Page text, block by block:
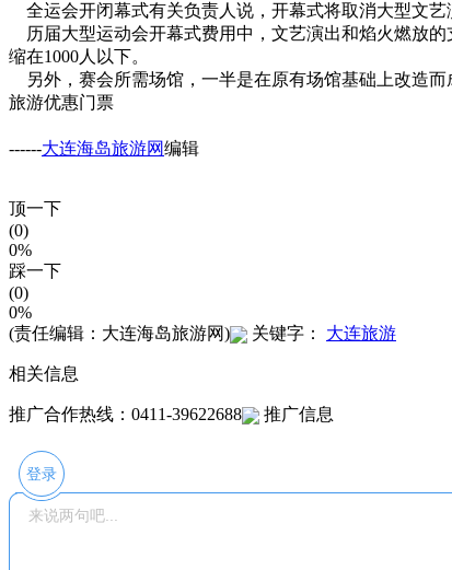
全运会开闭幕式有关负责人说，开幕式将取消大型文艺
历届大型运动会开幕式费用中，文艺演出和焰火燃放
缩在1000人以下。
另外，赛会所需场馆，一半是在原有场馆基础上改造
旅游优惠门票
------大连海岛旅游网编辑
顶一下
(0)
0%
踩一下
(0)
0%
(责任编辑：大连海岛旅游网)
关键字： 大连旅游
相关信息
推广合作热线：0411-39622688 推广信息
登录